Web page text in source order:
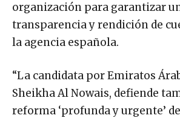
organización para garantizar
transparencia y rendición de
la agencia española.
“La candidata por Emiratos
Sheikha Al Nowais, defiende
reforma ‘profunda y urgente’